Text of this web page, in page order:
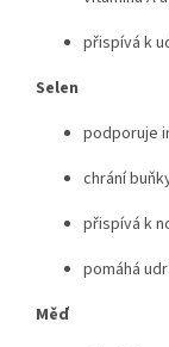
přispívá k
Selen
podporuje
chrání
přispívá k
pomáhá
Měď